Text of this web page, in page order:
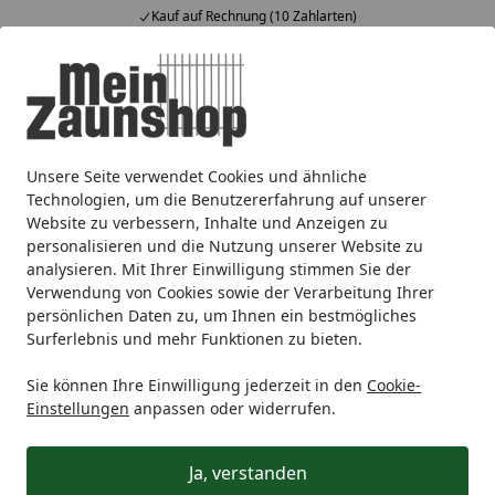
Unsere Seite verwendet Cookies und ähnliche
Technologien, um die Benutzererfahrung auf unserer
Website zu verbessern, Inhalte und Anzeigen zu
personalisieren und die Nutzung unserer Website zu
analysieren. Mit Ihrer Einwilligung stimmen Sie der
Verwendung von Cookies sowie der Verarbeitung Ihrer
persönlichen Daten zu, um Ihnen ein bestmögliches
Surferlebnis und mehr Funktionen zu bieten.
Sie können Ihre Einwilligung jederzeit in den Cookie-
Einstellungen anpassen oder widerrufen.
Ja, verstanden
Kauf auf Rechnung (10 Zahlarten)
Alle Produkte
Mein Konto
Suchen
Startseite
Alberts® Einschlaghülse 750mm für verschiedene
Alberts® Einschlaghülse 750mm für
verschiedene Pfostenstärken